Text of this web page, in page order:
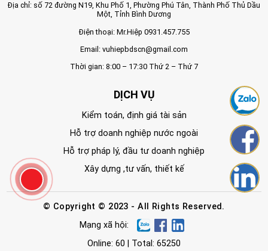
Địa chỉ: số 72 đường N19, Khu Phố 1, Phường Phú Tân, Thành Phố Thủ Dầu
Một, Tỉnh Bình Dương
Điện thoại: Mr.Hiệp 0931.457.755
Email: vuhiepbdscn@gmail.com
Thời gian: 8:00 – 17:30 Thứ 2 – Thứ 7
DỊCH VỤ
Kiểm toán, định giá tài sản
Hỗ trợ doanh nghiệp nước ngoài
Hỗ trợ pháp lý, đầu tư doanh nghiệp
Xây dựng ,tư vấn, thiết kế
© Copyright © 2023 - All Rights Reserved.
Mạng xã hội:
Online: 60 | Total: 65250